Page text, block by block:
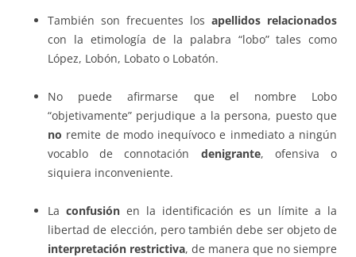
También son frecuentes los apellidos relacionados
con la etimología de la palabra “lobo” tales como
López, Lobón, Lobato o Lobatón.
No puede afirmarse que el nombre Lobo
“objetivamente” perjudique a la persona, puesto que
no remite de modo inequívoco e inmediato a ningún
vocablo de connotación denigrante, ofensiva o
siquiera inconveniente.
La confusiónen la identificación es un límite a la
libertad de elección, pero también debe ser objeto de
interpretación restrictiva, de manera que no siempre